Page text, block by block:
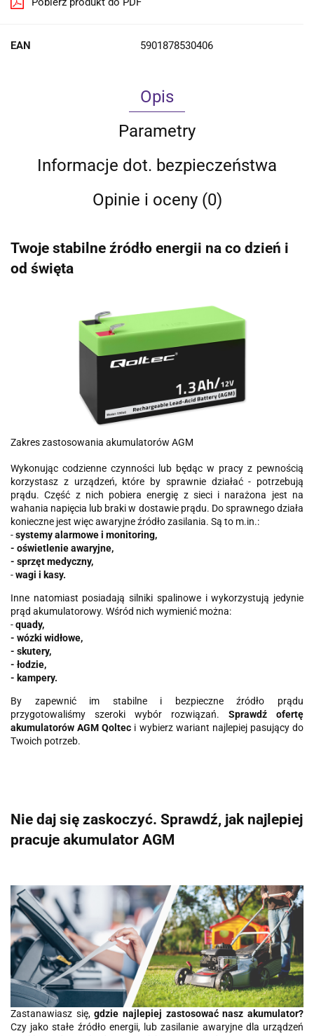
EAN 5901878530406
Opis
Parametry
Informacje dot. bezpieczeństwa
Opinie i oceny (0)
Twoje stabilne źródło energii na co dzień i
od święta
Zakres zastosowania akumulatorów AGM
Wykonując codzienne czynności lub będąc w pracy z pewnością
korzystasz z urządzeń, które by sprawnie działać - potrzebują
prądu. Część z nich pobiera energię z sieci i narażona jest na
wahania napięcia lub braki w dostawie prądu. Do sprawnego działa
konieczne jest więc awaryjne źródło zasilania. Są to m.in.:
-systemy alarmowe i monitoring,
- oświetlenie awaryjne,
- sprzęt medyczny,
-wagi i kasy.
Inne natomiast posiadają silniki spalinowe i wykorzystują jedynie
prąd akumulatorowy. Wśród nich wymienić można:
-quady,
- wózki widłowe,
- skutery,
- łodzie,
- kampery.
By zapewnić im stabilne i bezpieczne źródło prądu
przygotowaliśmy szeroki wybór rozwiązań. Sprawdź ofertę
akumulatorów AGM Qoltec i wybierz wariant najlepiej pasujący do
Twoich potrzeb.
Nie daj się zaskoczyć. Sprawdź, jak najlepiej
pracuje akumulator AGM
Zastanawiasz się,gdzie najlepiej zastosować nasz akumulator?
Czy jako stałe źródło energii, lub zasilanie awaryjne dla urządzeń